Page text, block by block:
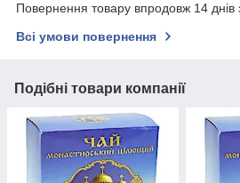
Повернення товару впродовж 14 днів
Всі умови повернення
Подібні товари компанії